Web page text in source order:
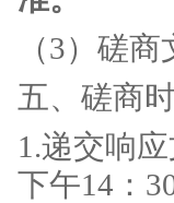
（3） 磋商
五、 磋商
1 .递交响
下午14 ：